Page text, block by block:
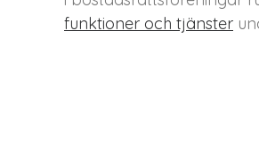
funktioner och tjänster